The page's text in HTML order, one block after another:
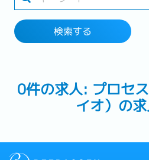
勤務地
検索する
0件の求人: プロセ
イオ）の